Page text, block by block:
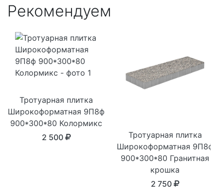
Рекомендуем
Тротуарная плитка
Широкоформатная 9П8ф
900*300*80 Колормикс
2 500
Тротуарная плитка
Широкоформатная 9П8ф
900*300*80 Гранитная
крошка
2 750